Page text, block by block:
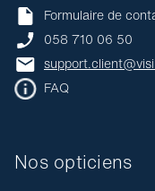
Nos opticiens
Formulaire de
058 710 06 50
FAQ